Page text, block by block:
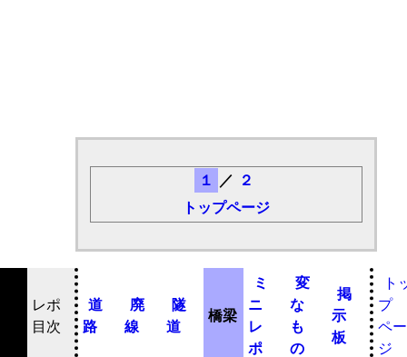
１ ／
２
トップページ
レポ
目次
道
路
廃
線
隧
道
橋梁
ミ
ニ
レ
ポ
変
な
も
の
掲
示
板
ト
プ
ペー
ジ